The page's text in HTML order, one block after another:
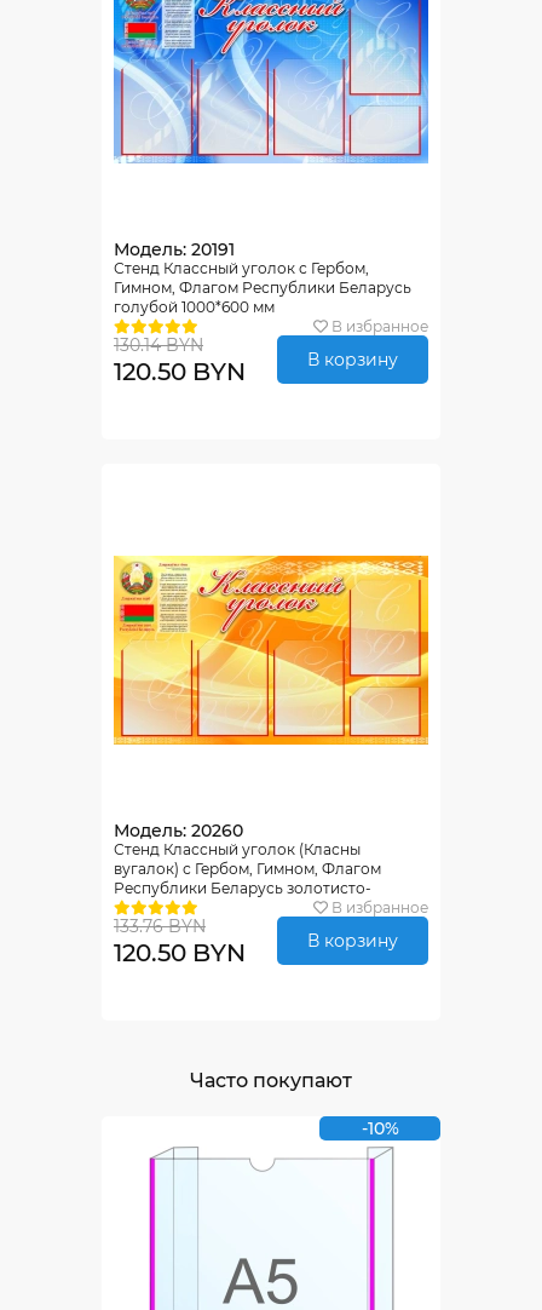
Модель: 20191
Стенд Классный уголок с Гербом,
Гимном, Флагом Республики Беларусь
голубой 1000*600 мм
В избранное
130.14 BYN
120.50 BYN В корзину
Модель: 20260
Стенд Классный уголок (Класны
вугалок) с Гербом, Гимном, Флагом
Республики Беларусь золотисто-
оранжевый 1000*600мм
В избранное
133.76 BYN
120.50 BYN В корзину
Часто покупают
-10%